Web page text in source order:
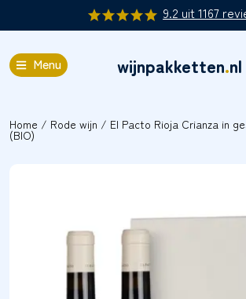
9.2 uit1167
Menu wijnpakketten.nl
Home / Rode wijn / El Pacto Rioja Crianza in
(BIO)